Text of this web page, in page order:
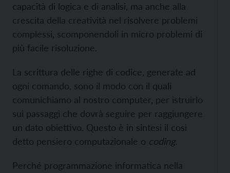
capacità di logica e di analisi, ma anche alla
crescita della creatività nel risolvere problemi
complessi, scomponendoli in micro problemi di
più facile risoluzione.
La scrittura delle righe di codice, generate ad
ogni comando, sono il modo con il quali
comunichiamo al nostro computer, per istruirlo
sui passaggi che dovrà seguire per raggiungere
un dato obiettivo. Questo è in sintesi il così
detto pensiero computazionale o coding.
Perché programmazione informatica nella